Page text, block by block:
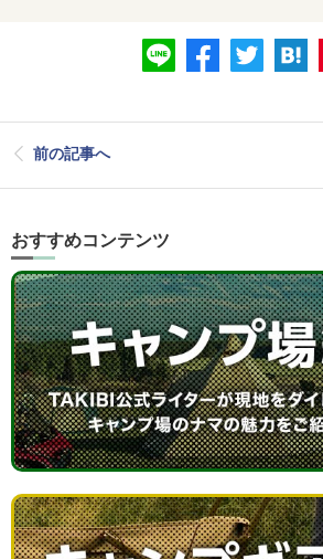
前の記事へ
おすすめコンテンツ